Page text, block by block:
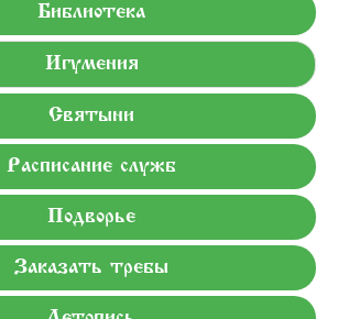
Библиотека
Игумения
Святыни
Расписание служб
Подворье
Заказать требы